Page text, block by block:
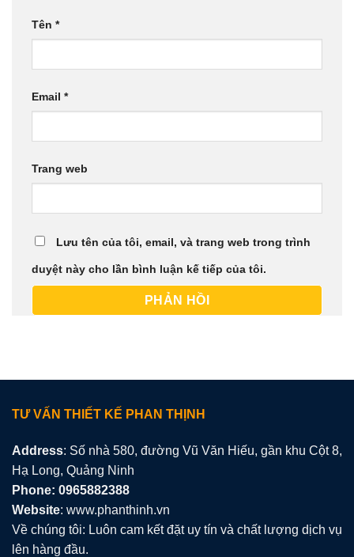
Tên *
Email *
Trang web
Lưu tên của tôi, email, và trang web trong trình
duyệt này cho lần bình luận kế tiếp của tôi.
TƯ VẤN THIẾT KẾ PHAN THỊNH
Address: Số nhà 580, đường Vũ Văn Hiếu, gần khu Cột 8,
Hạ Long, Quảng Ninh
Phone: 0965882388
Website: www.phanthinh.vn
Về chúng tôi: Luôn cam kết đặt uy tín và chất lượng dịch vụ
lên hàng đầu.